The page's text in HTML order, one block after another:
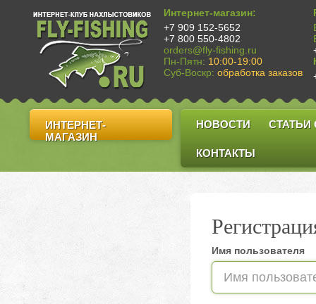
Интернет-магазин:
+7 909 152-5652
+7 800 550-4802
orders@fly-fishing.ru
Пн-Пятн: 10:00-19:00
Суб-Воскр: обработка заказов
ИНТЕРНЕТ-
МАГАЗИН
НОВОСТИ СТАТЬИ
КОНТАКТЫ
Имя пользователя